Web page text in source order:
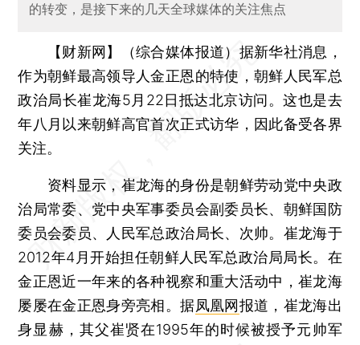
的转变，是接下来的几天全球媒体的关注焦点
【财新网】（综合媒体报道） 据新华社消息，
作为朝鲜最高领导人金正恩的特使，朝鲜人民军总
政治局长崔龙海5月22日抵达北京访问。这也是去
年八月以来朝鲜高官首次正式访华，因此备受各界
关注。
资料显示，崔龙海的身份是朝鲜劳动党中央政
治局常委、党中央军事委员会副委员长、朝鲜国防
委员会委员、人民军总政治局长、次帅。崔龙海于
2012年4月开始担任朝鲜人民军总政治局局长。在
金正恩近一年来的各种视察和重大活动中，崔龙海
屡屡在金正恩身旁亮相。据凤凰网报道，崔龙海出
身显赫，其父崔贤在1995年的时候被授予元帅军